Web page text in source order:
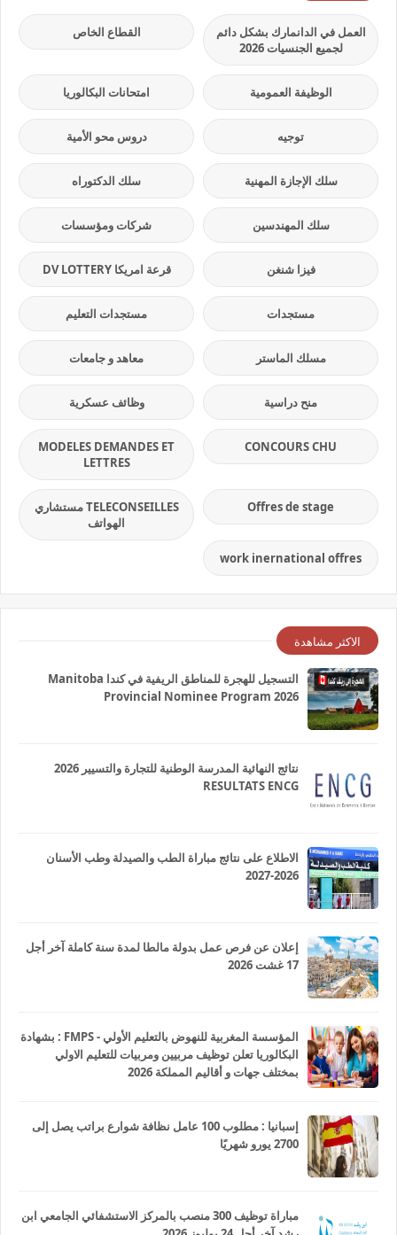
العمل في الدانمارك بشكل دائم
لجميع الجنسيات 2026
القطاع الخاص
الوظيفة العمومية امتحانات البكالوريا
توجيه دروس محو الأمية
سلك الإجازة المهنية سلك الدكتوراه
سلك المهندسين شركات ومؤسسات
فيزا شنغن قرعة امريكا DV LOTTERY
مستجدات مستجدات التعليم
مسلك الماستر معاهد و جامعات
منح دراسية وظائف عسكرية
CONCOURS CHU
MODELES DEMANDES ET
LETTRES
Offres de stage
TELECONSEILLES مستشاري
الهواتف
work inernational offres
الاكثر مشاهدة
التسجيل للهجرة للمناطق الريفية في كندا Manitoba
Provincial Nominee Program 2026
نتائج النهائية المدرسة الوطنية للتجارة والتسيير 2026
RESULTATS ENCG
الاطلاع على نتائج مباراة الطب والصيدلة وطب الأسنان
2026-2027
إعلان عن فرص عمل بدولة مالطا لمدة سنة كاملة آخر أجل
17 غشت 2026
المؤسسة المغربية للنهوض بالتعليم الأولي - FMPS : بشهادة
البكالوريا تعلن توظيف مربيين ومربيات للتعليم الاولي
بمختلف جهات و أقاليم المملكة 2026
إسبانيا : مطلوب 100 عامل نظافة شوارع براتب يصل إلى
2700 يورو شهريًا
مباراة توظيف 300 منصب بالمركز الاستشفائي الجامعي ابن